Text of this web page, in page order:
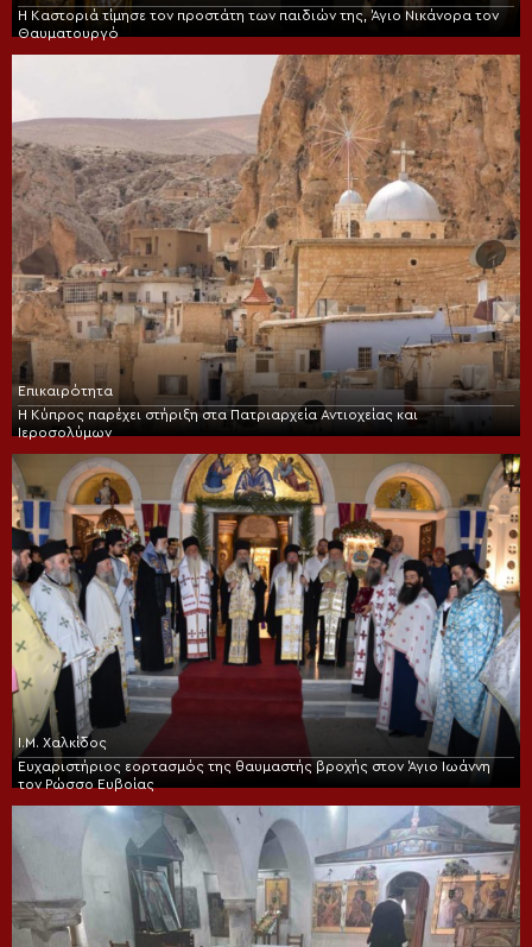
Η Καστοριά τίμησε τον προστάτη των παιδιών της, Άγιο Νικάνορα τον
Θαυματουργό
Επικαιρότητα
Η Κύπρος παρέχει στήριξη στα Πατριαρχεία Αντιοχείας και
Ιεροσολύμων
Ι.Μ. Χαλκίδος
Ευχαριστήριος εορτασμός της θαυμαστής βροχής στον Άγιο Ιωάννη
τον Ρώσσο Ευβοίας